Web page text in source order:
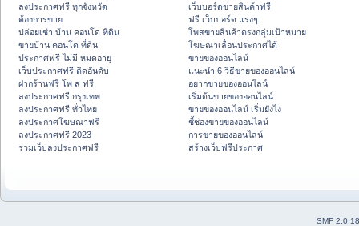
ลงประกาศฟรี ทุกจังหวัด
ต้องการขาย
ปล่อยเช่า บ้าน คอนโด ที่ดิน
ขายบ้าน คอนโด ที่ดิน
ประกาศฟรี ไม่มี หมดอายุ
เว็บประกาศฟรี ติดอันดับ
ฝากร้านฟรี โพ ส ฟรี
ลงประกาศฟรี กรุงเทพ
ลงประกาศฟรี ทั่วไทย
ลงประกาศโฆษณาฟรี
ลงประกาศฟรี 2023
รวมเว็บลงประกาศฟรี
เว็บบอร์ดขายสินค้าฟรี
ฟรี เว็บบอร์ด แรงๆ
โพสขายสินค้าตรงกลุ่มเป้าหมาย
โฆษณาเลื่อนประกาศได้
ขายของออนไลน์
แนะนำ 6 วิธีขายของออนไลน์
อยากขายของออนไลน์
เริ่มต้นขายของออนไลน์
ขายของออนไลน์ เริ่มยังไง
ชี้ช่องขายของออนไลน์
การขายของออนไลน์
สร้างเว็บฟรีประกาศ
SMF 2.0.18